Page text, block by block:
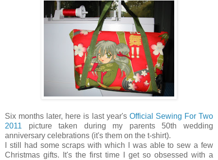
Six months later, here is last year's Official Sewing For Two
2011 picture taken during my parents 50th wedding
anniversary celebrations (it's them on the t-shirt).
I still had some scraps with which I was able to sew a few
Christmas gifts. It's the first time I get so obsessed with a